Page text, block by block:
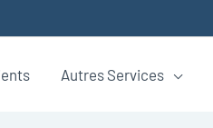
Autres Services